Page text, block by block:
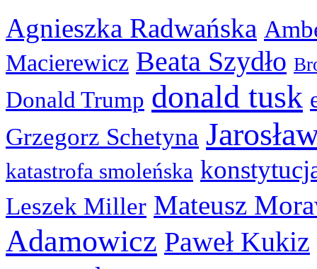
Agnieszka Radwańska
Macierewicz Beata Szydło
Donald Trump donald tusk
Grzegorz Schetyna
katastrofa smoleńska
Leszek Miller Mateusz
Adamowicz Paweł Kukiz